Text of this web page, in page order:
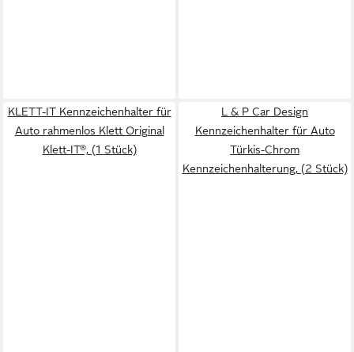
KLETT-IT Kennzeichenhalter für
Auto rahmenlos Klett Original
Klett-IT®, (1 Stück)
L & P Car Design
Kennzeichenhalter für Auto
Türkis-Chrom
Kennzeichenhalterung, (2 Stück)